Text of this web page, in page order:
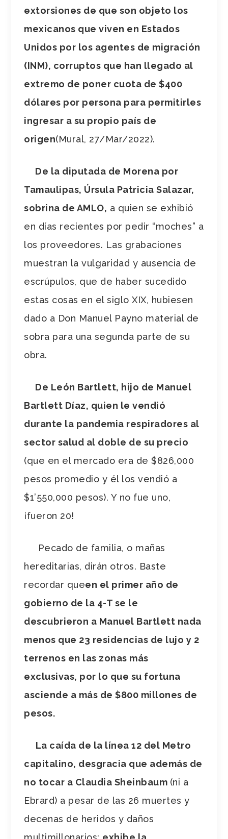
extorsiones de que son objeto los
mexicanos que viven en Estados
Unidos por los agentes de migración
(INM), corruptos que han llegado al
extremo de poner cuota de $400
dólares por persona para permitirles
ingresar a su propio país de
origen(Mural, 27/Mar/2022).
De la diputada de Morena por
Tamaulipas, Úrsula Patricia Salazar,
sobrina de AMLO, a quien se exhibió
en días recientes por pedir “moches” a
los proveedores. Las grabaciones
muestran la vulgaridad y ausencia de
escrúpulos, que de haber sucedido
estas cosas en el siglo XIX, hubiesen
dado a Don Manuel Payno material de
sobra para una segunda parte de su
obra.
De León Bartlett, hijo de Manuel
Bartlett Díaz, quien le vendió
durante la pandemia respiradores al
sector salud al doble de su precio
(que en el mercado era de $826,000
pesos promedio y él los vendió a
$1’550,000 pesos). Y no fue uno,
¡fueron 20!
Pecado de familia, o mañas
hereditarias, dirán otros. Baste
recordar queen el primer año de
gobierno de la 4-T se le
descubrieron a Manuel Bartlett nada
menos que 23 residencias de lujo y 2
terrenos en las zonas más
exclusivas, por lo que su fortuna
asciende a más de $800 millones de
pesos.
La caída de la línea 12 del Metro
capitalino, desgracia que además de
no tocar a Claudia Sheinbaum (ni a
Ebrard) a pesar de las 26 muertes y
decenas de heridos y daños